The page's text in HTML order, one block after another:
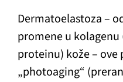
Dermatoelastoza –
promene u
proteinu) kože –
„photoaging“